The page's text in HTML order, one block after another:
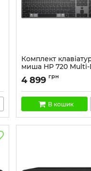
Комплект
миша НР 720 Multi-
Rechargeable, BT,
чорний
Артикул: 9T5A9AA
4 899 грн
В кошик